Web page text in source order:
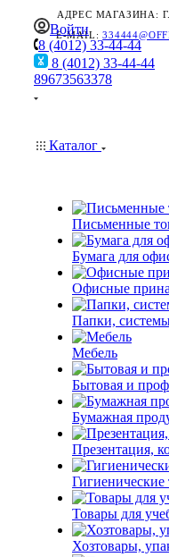
АДРЕС МАГАЗИНА:
E-MAIL:
Войти
8 (4012) 33-44-44
8 (4012) 33-44-44
89673563378
Каталог
Письменные
Бумага для
Офисные
Папки,
Мебель
Бытовая и
Бумажная
Презентация,
Гигиенические
Товары для
Хозтовары,